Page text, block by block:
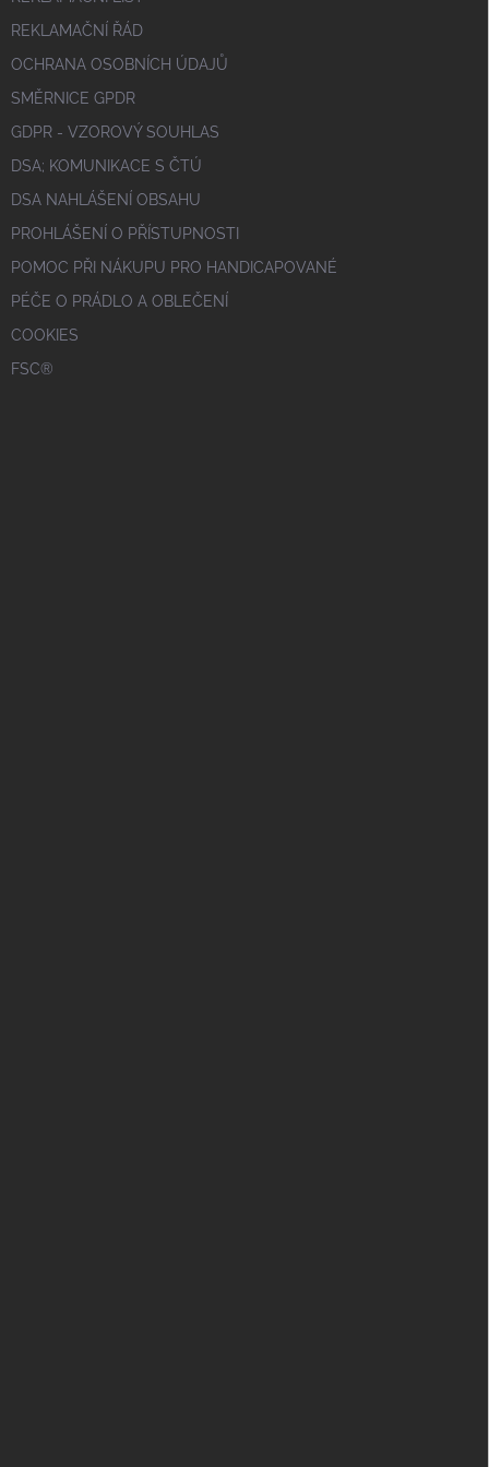
REKLAMAČNÍ ŘÁD
OCHRANA OSOBNÍCH ÚDAJŮ
SMĚRNICE GPDR
GDPR - VZOROVÝ SOUHLAS
DSA; KOMUNIKACE S ČTÚ
DSA NAHLÁŠENÍ OBSAHU
PROHLÁŠENÍ O PŘÍSTUPNOSTI
POMOC PŘI NÁKUPU PRO HANDICAPOVANÉ
PÉČE O PRÁDLO A OBLEČENÍ
COOKIES
FSC®